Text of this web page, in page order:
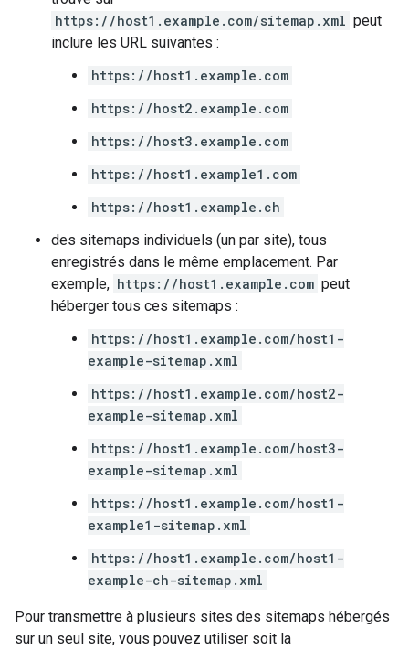
https://host1.example.com/sitemap.xml peut
inclure les URL suivantes :
https://host1.example.com
https://host2.example.com
https://host3.example.com
https://host1.example1.com
https://host1.example.ch
des sitemaps individuels (un par site), tous
enregistrés dans le même emplacement. Par
exemple, https://host1.example.com peut
héberger tous ces sitemaps :
https://host1.example.com/host1-
example-sitemap.xml
https://host1.example.com/host2-
example-sitemap.xml
https://host1.example.com/host3-
example-sitemap.xml
https://host1.example.com/host1-
example1-sitemap.xml
https://host1.example.com/host1-
example-ch-sitemap.xml
Pour transmettre à plusieurs sites des sitemaps hébergés
sur un seul site, vous pouvez utiliser soit la